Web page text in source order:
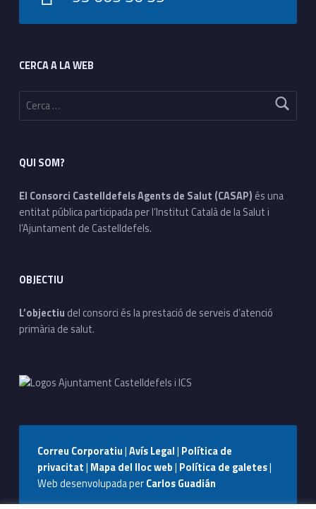
CERCA A LA WEB
Cerca:
QUI SOM?
El Consorci Castelldefels Agents de Salut (CASAP) és una
entitat pública participada per l’Institut Català de la Salut i
l’Ajuntament de Castelldefels.
OBJECTIU
L’objectiu del consorci és la prestació de serveis d’atenció
primària de salut.
Correu Corporatiu|Avís Legal| Política de
privacitat| Mapa del lloc web| Política de galetes|
Web desenvolupada perCarlos Guadián